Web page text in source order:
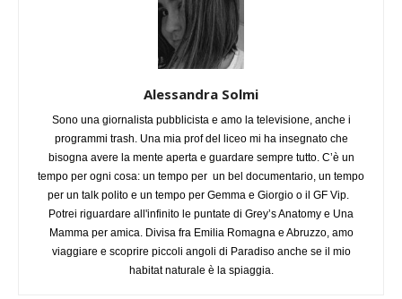
Alessandra Solmi
Sono una giornalista pubblicista e amo la televisione, anche i
programmi trash. Una mia prof del liceo mi ha insegnato che
bisogna avere la mente aperta e guardare sempre tutto. C’è un
tempo per ogni cosa: un tempo per un bel documentario, un tempo
per un talk polito e un tempo per Gemma e Giorgio o il GF Vip.
Potrei riguardare all'infinito le puntate di Grey’s Anatomy e Una
Mamma per amica. Divisa fra Emilia Romagna e Abruzzo, amo
viaggiare e scoprire piccoli angoli di Paradiso anche se il mio
habitat naturale è la spiaggia.